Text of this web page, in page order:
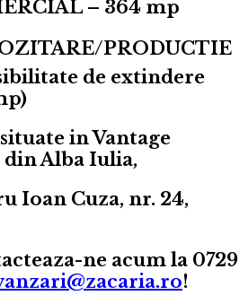
– 364 mp
PRODUCTIE
de extindere
in Vantage
Alba Iulia,
Ioan Cuza, nr. 24,
ne acum la 0729
!